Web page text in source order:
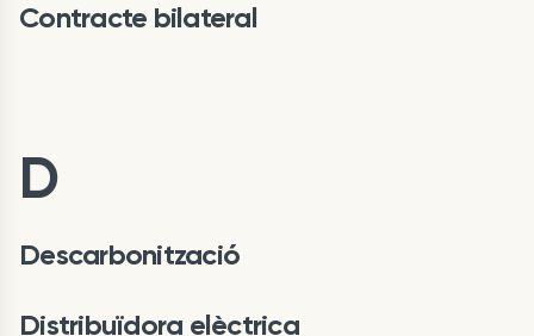
Contracte bilateral
D
Descarbonització
Distribuïdora elèctrica